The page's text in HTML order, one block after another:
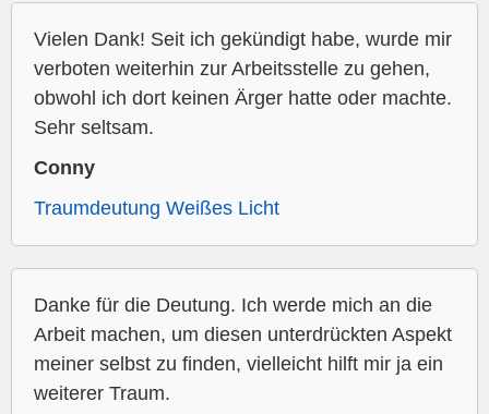
Vielen Dank! Seit ich gekündigt habe, wurde mir
verboten weiterhin zur Arbeitsstelle zu gehen,
obwohl ich dort keinen Ärger hatte oder machte.
Sehr seltsam.
Conny
Traumdeutung Weißes Licht
Danke für die Deutung. Ich werde mich an die
Arbeit machen, um diesen unterdrückten Aspekt
meiner selbst zu finden, vielleicht hilft mir ja ein
weiterer Traum.